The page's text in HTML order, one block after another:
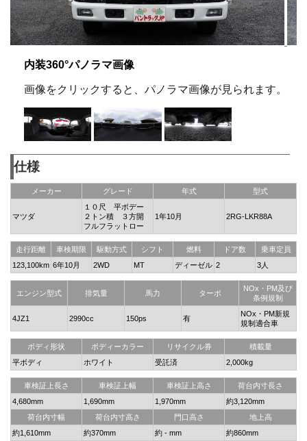
内装360°パノラマ画像
画像をクリックすると、パノラマ画像が見られます。
仕様
メーカー グレード 年式 型式
マツダ
１０尺 平ボデー
２トン積 ３方開
フルフラットロー
1年10月 2RG-LKR88A
走行距離 車検期限 駆動方式 シフト 燃料 ドア数
乗車定員
123,100km 6年10月 2WD MT ディーゼル 2 3人
エンジン型式 排気量 馬力 ターボ
NOx・PM及び
条例規制
4JZ1 2990cc 150ps 有
NOx・PM新規
規制適合車
ボディ形状 ボディーカラー リサイクル券
積載量
平ボディ
ホワイト 受託済 2,000kg
車検証上長さ 車検証上幅 車検証上高さ
荷台内寸長さ
4,680mm
1,690mm 1,970mm
約3,120mm
荷台内寸幅
荷台内寸高さ 門口高さ
地上高
約1,610mm
約370mm 約 - mm 約860mm